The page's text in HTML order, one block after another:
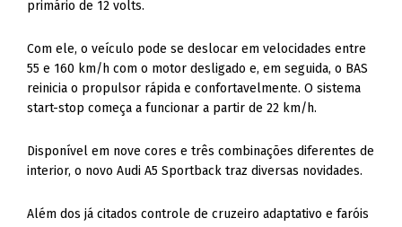
primário de 12 volts.
Com ele, o veículo pode se deslocar em velocidades entre
55 e 160 km/h com o motor desligado e, em seguida, o BAS
reinicia o propulsor rápida e confortavelmente. O sistema
start-stop começa a funcionar a partir de 22 km/h.
Disponível em nove cores e três combinações diferentes de
interior, o novo Audi A5 Sportback traz diversas novidades.
Além dos já citados controle de cruzeiro adaptativo e faróis